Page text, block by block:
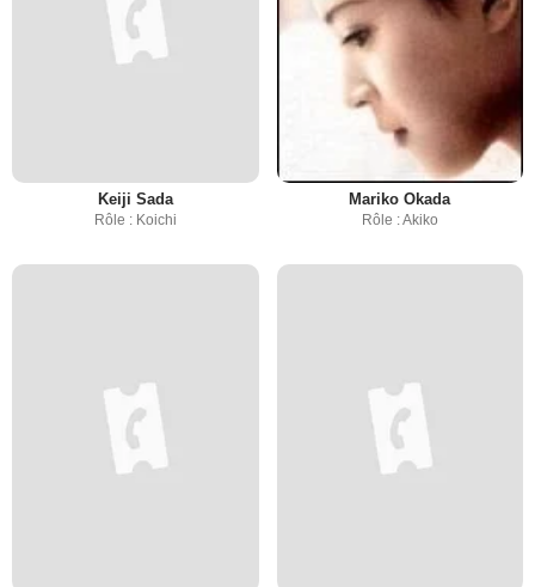
Keiji Sada
Rôle : Koichi
Mariko Okada
Rôle : Akiko